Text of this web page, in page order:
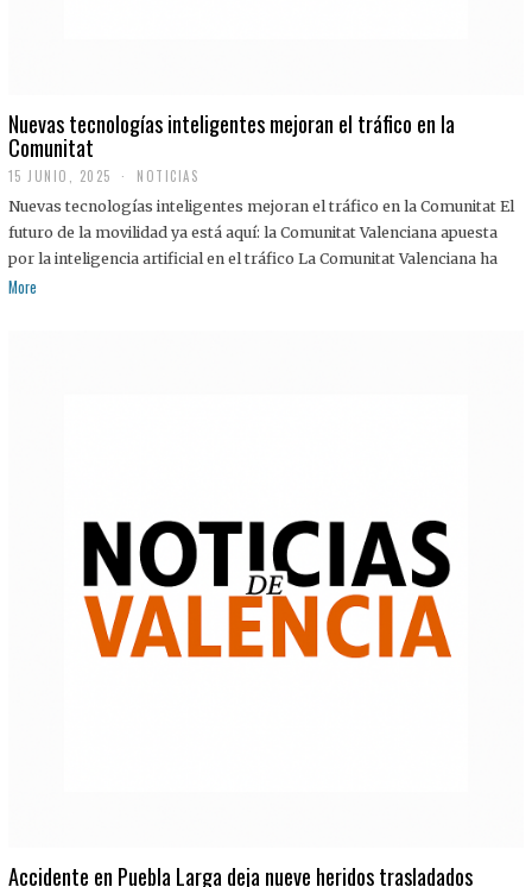
Nuevas tecnologías inteligentes mejoran el tráfico en la
Comunitat
15 JUNIO, 2025 NOTICIAS
Nuevas tecnologías inteligentes mejoran el tráfico en la Comunitat El
futuro de la movilidad ya está aquí: la Comunitat Valenciana apuesta
por la inteligencia artificial en el tráfico La Comunitat Valenciana ha
More
Accidente en Puebla Larga deja nueve heridos trasladados